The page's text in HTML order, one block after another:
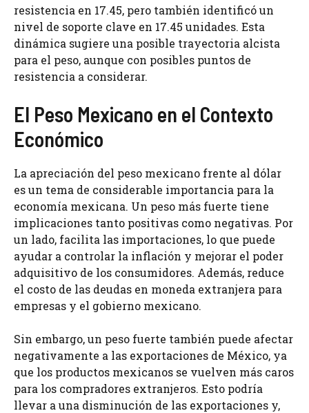
resistencia en 17.45, pero también identificó un
nivel de soporte clave en 17.45 unidades. Esta
dinámica sugiere una posible trayectoria alcista
para el peso, aunque con posibles puntos de
resistencia a considerar.
El Peso Mexicano en el Contexto
Económico
La apreciación del peso mexicano frente al dólar
es un tema de considerable importancia para la
economía mexicana. Un peso más fuerte tiene
implicaciones tanto positivas como negativas. Por
un lado, facilita las importaciones, lo que puede
ayudar a controlar la inflación y mejorar el poder
adquisitivo de los consumidores. Además, reduce
el costo de las deudas en moneda extranjera para
empresas y el gobierno mexicano.
Sin embargo, un peso fuerte también puede afectar
negativamente a las exportaciones de México, ya
que los productos mexicanos se vuelven más caros
para los compradores extranjeros. Esto podría
llevar a una disminución de las exportaciones y,